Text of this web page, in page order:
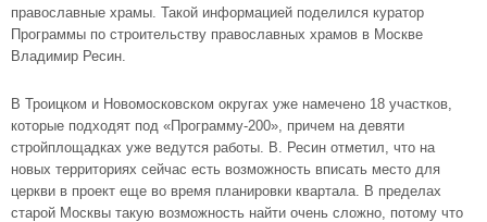
православные храмы. Такой информацией поделился куратор
Программы по строительству православных храмов в Москве
Владимир Ресин.
В Троицком и Новомосковском округах уже намечено 18 участков,
которые подходят под «Программу-200», причем на девяти
стройплощадках уже ведутся работы. В. Ресин отметил, что на
новых территориях сейчас есть возможность вписать место для
церкви в проект еще во время планировки квартала. В пределах
старой Москвы такую возможность найти очень сложно, потому что